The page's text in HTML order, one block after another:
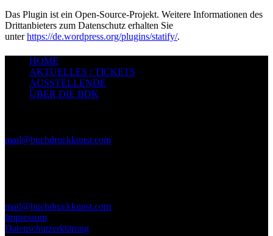
Das Plugin ist ein Open-Source-Projekt. Weitere Informationen des
Drittanbieters zum Datenschutz erhalten Sie
unterhttps://de.wordpress.org/plugins/statify/.
HOME
AKTUELLES / TICKETS
AUSSTELLENDE
ÜBER DIE BDK
mail@buchdruckkunst.com
mail@buchdruckkunst.com
Impressum
Datenschutzerklärung